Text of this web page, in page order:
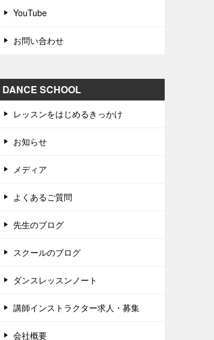
YouTube
お問い合わせ
DANCE SCHOOL
レッスンをはじめるきっかけ
お知らせ
メディア
よくあるご質問
先生のブログ
スクールのブログ
ダンスレッスンノート
講師インストラクター求人・募集
会社概要